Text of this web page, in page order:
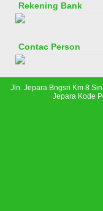
Rekening Bank
Contac Person
Jln. Jepara Bngsri Km 8
Jepara Kode